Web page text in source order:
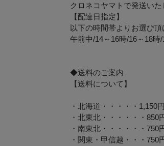
クロネコヤマトで発送いた
【配達日指定】
以下の時間帯よりお選び頂
午前中/14～16時/16～18時
◆送料のご案内
【送料について】
・北海道・・・・・1,150円
・北東北・・・・・・850
・南東北・・・・・・750
・関東・甲信越・・・750